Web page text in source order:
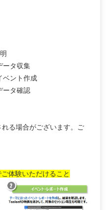
タ収集
ント作成
タ確認
る場合がございます。ご
体験いただけること